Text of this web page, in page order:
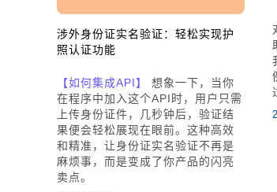
涉外身份证实名验证：轻松实现护
照认证功能
【如何集成API】
想象一下，当你
在程序中加入这个API时，用户只需
上传身份证件，几秒钟后，验证结
果便会轻松展现在眼前。这种高效
和精准，让身份证实名验证不再是
麻烦事，而是变成了你产品的闪亮
卖点。